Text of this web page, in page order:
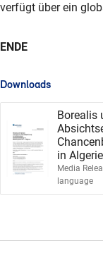
verfügt über ein
ENDE
Downloads
Borealis
in
Media
language